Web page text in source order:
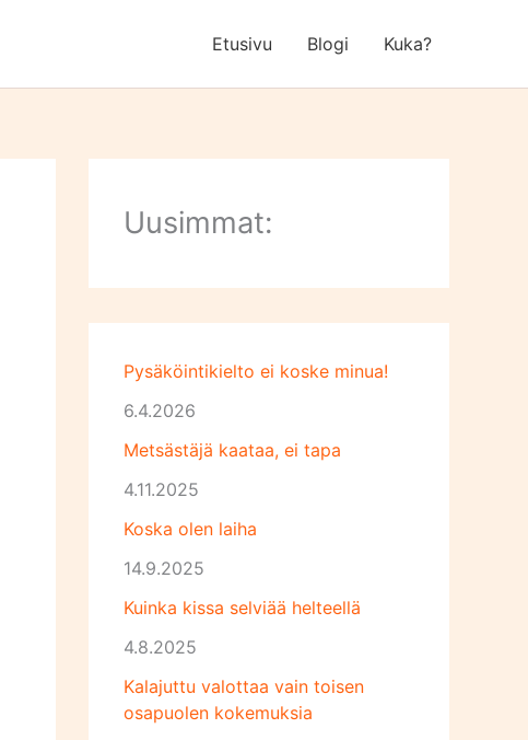
Etusivu Blogi Kuka?
Uusimmat:
Pysäköintikielto ei koske minua!
6.4.2026
Metsästäjä kaataa, ei tapa
4.11.2025
Koska olen laiha
14.9.2025
Kuinka kissa selviää helteellä
4.8.2025
Kalajuttu valottaa vain toisen
osapuolen kokemuksia